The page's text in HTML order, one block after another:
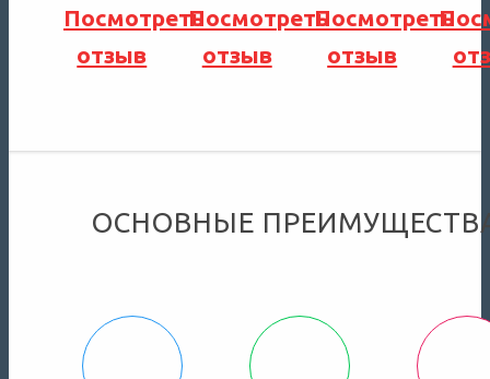
Посмотреть
отзыв
Посмотреть
отзыв
Посмотреть
отзыв
ОСНОВНЫЕ